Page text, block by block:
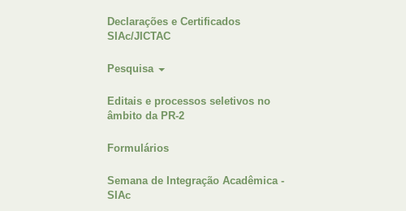
Declarações e Certificados
SIAc/JICTAC
Pesquisa
Editais e processos seletivos no
âmbito da PR-2
Formulários
Semana de Integração Acadêmica -
SIAc